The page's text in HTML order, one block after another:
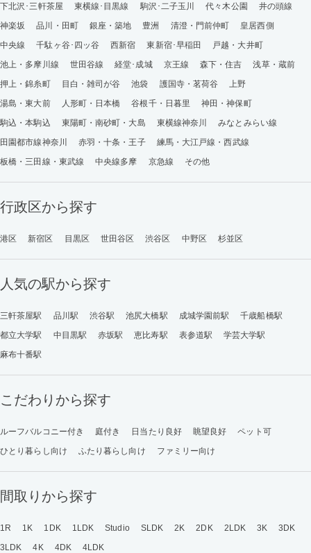
下北沢･三軒茶屋
東横線･目黒線 駒沢･二子玉川 代々木公園
井の頭線
神楽坂
品川・田町 銀座・築地 豊洲 清澄・門前仲町
皇居西側
中央線
千駄ヶ谷･四ッ谷 西新宿 東新宿･早稲田
戸越・大井町
池上・多摩川線
世田谷線 経堂･成城 京王線 森下・住吉
浅草・蔵前
押上・錦糸町
目白・雑司が谷 池袋 護国寺・茗荷谷
上野
湯島・東大前
人形町・日本橋 谷根千・日暮里
神田・神保町
駒込・本駒込
東陽町・南砂町・大島 東横線神奈川
みなとみらい線
田園都市線神奈川
赤羽・十条・王子
練馬・大江戸線・西武線
板橋・三田線・東武線
中央線多摩 京急線 その他
行政区から探す
港区 新宿区 目黒区 世田谷区 渋谷区 中野区 杉並区
人気の駅から探す
三軒茶屋駅 品川駅 渋谷駅 池尻大橋駅 成城学園前駅
千歳船橋駅
都立大学駅
中目黒駅 赤坂駅 恵比寿駅 表参道駅
学芸大学駅
麻布十番駅
こだわりから探す
ルーフバルコニー付き 庭付き 日当たり良好 眺望良好
ペット可
ひとり暮らし向け
ふたり暮らし向け ファミリー向け
間取りから探す
1R 1K 1DK 1LDK Studio SLDK 2K 2DK 2LDK 3K
3DK
3LDK
4K 4DK 4LDK